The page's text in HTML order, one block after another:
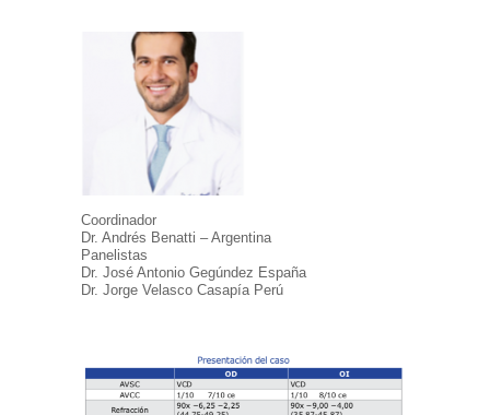
Coordinador
Dr. Andrés Benatti – Argentina
Panelistas
Dr. José Antonio Gegúndez España
Dr. Jorge Velasco Casapía Perú